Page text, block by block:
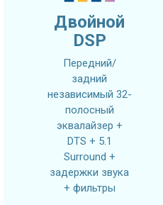
Двойной
DSP
Передний/
задний
независимый 32-
полосный
эквалайзер +
DTS + 5.1
Surround +
задержки звука
+ фильтры